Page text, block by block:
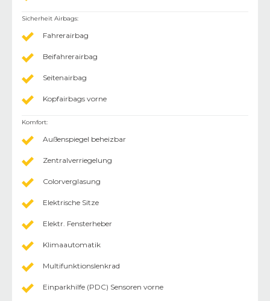
Sicherheit Airbags:
Fahrerairbag
Beifahrerairbag
Seitenairbag
Kopfairbags vorne
Komfort:
Außenspiegel beheizbar
Zentralverriegelung
Colorverglasung
Elektrische Sitze
Elektr. Fensterheber
Klimaautomatik
Multifunktionslenkrad
Einparkhilfe (PDC) Sensoren vorne